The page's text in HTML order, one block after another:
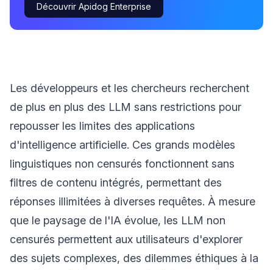
Découvrir Apidog Enterprise
Les développeurs et les chercheurs recherchent
de plus en plus des LLM sans restrictions pour
repousser les limites des applications
d'intelligence artificielle. Ces grands modèles
linguistiques non censurés fonctionnent sans
filtres de contenu intégrés, permettant des
réponses illimitées à diverses requêtes. À mesure
que le paysage de l'IA évolue, les LLM non
censurés permettent aux utilisateurs d'explorer
des sujets complexes, des dilemmes éthiques à la